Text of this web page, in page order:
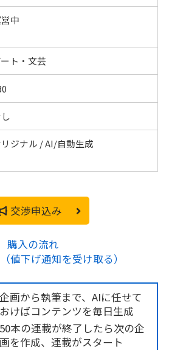
中
ト・文芸
ジナル / AI/自動生成
交渉申込み
購入の流れ
値下げ通知を受け取る）
企画から執筆まで、AIに任せて
おけばコンテンツを毎日生成
50本の連載が終了したら次の企
画を作成、連載がスタート